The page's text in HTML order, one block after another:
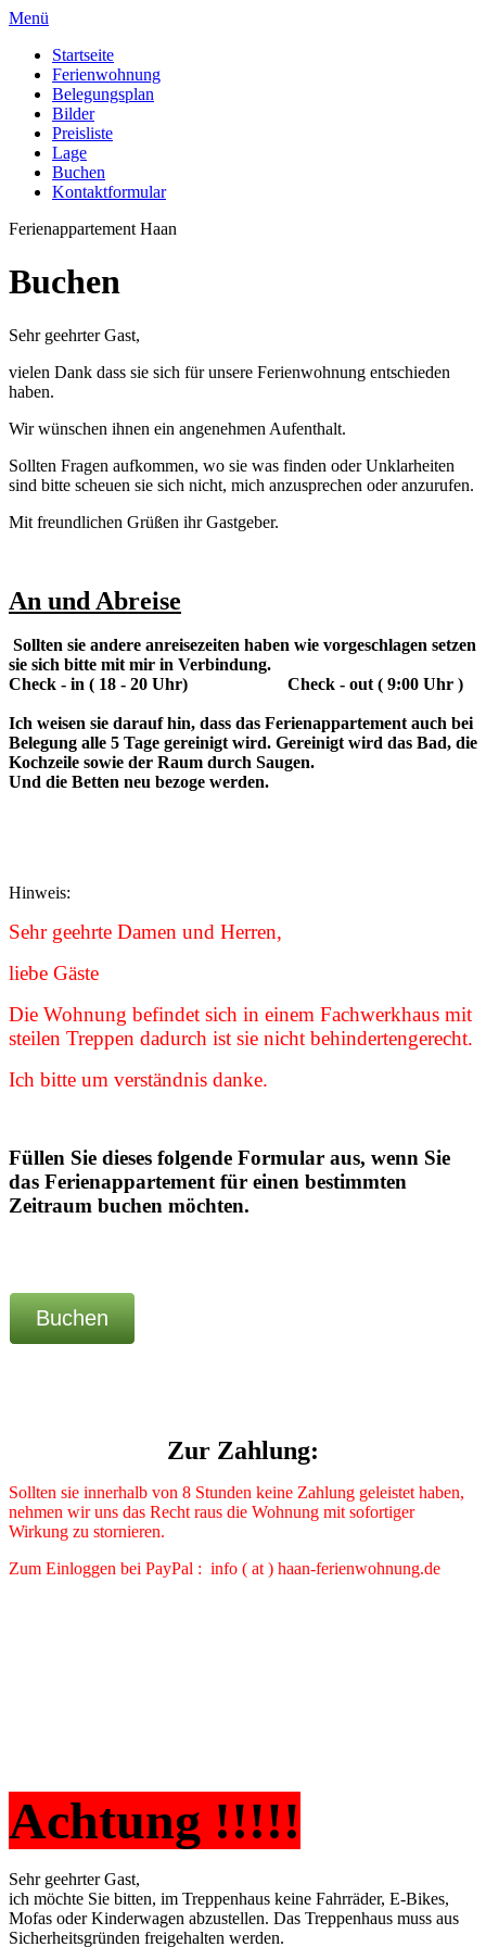
Menü
Startseite
Ferienwohnung
Belegungsplan
Bilder
Preisliste
Lage
Buchen
Kontaktformular
Ferienappartement Haan
Buchen
Sehr geehrter Gast,
vielen Dank dass sie sich für unsere Ferienwohnung entschieden
haben.
Wir wünschen ihnen ein angenehmen Aufenthalt.
Sollten Fragen aufkommen, wo sie was finden oder Unklarheiten
sind bitte scheuen sie sich nicht, mich anzusprechen oder anzurufen.
Mit freundlichen Grüßen ihr Gastgeber.
An und Abreise
Sollten sie andere anreisezeiten haben wie vorgeschlagen setzen
sie sich bitte mit mir in Verbindung.
Check - in ( 18 - 20 Uhr) Check - out ( 9:00 Uhr )
Ich weisen sie darauf hin, dass das Ferienappartement auch bei
Belegung alle 5 Tage gereinigt wird. Gereinigt wird das Bad, die
Kochzeile sowie der Raum durch Saugen.
Und die Betten neu bezoge werden.
Hinweis:
Sehr geehrte Damen und Herren,
liebe Gäste
Die Wohnung befindet sich in einem Fachwerkhaus mit
steilen Treppen dadurch ist sie nicht behindertengerecht.
Ich bitte um verständnis danke.
Füllen Sie dieses folgende Formular aus, wenn Sie
das Ferienappartement für einen bestimmten
Zeitraum buchen möchten.
Buchen
Zur Zahlung:
Sollten sie innerhalb von 8 Stunden keine Zahlung geleistet haben,
nehmen wir uns das Recht raus die Wohnung mit sofortiger
Wirkung zu stornieren.
Zum Einloggen bei PayPal : info ( at ) haan-ferienwohnung.de
Achtung !!!!!
Sehr geehrter Gast,
ich möchte Sie bitten, im Treppenhaus keine Fahrräder, E-Bikes,
Mofas oder Kinderwagen abzustellen. Das Treppenhaus muss aus
Sicherheitsgründen freigehalten werden.